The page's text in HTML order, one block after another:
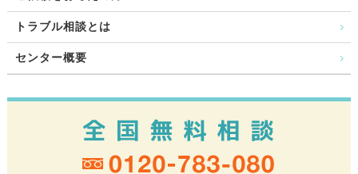
トラブル相談とは
センター概要